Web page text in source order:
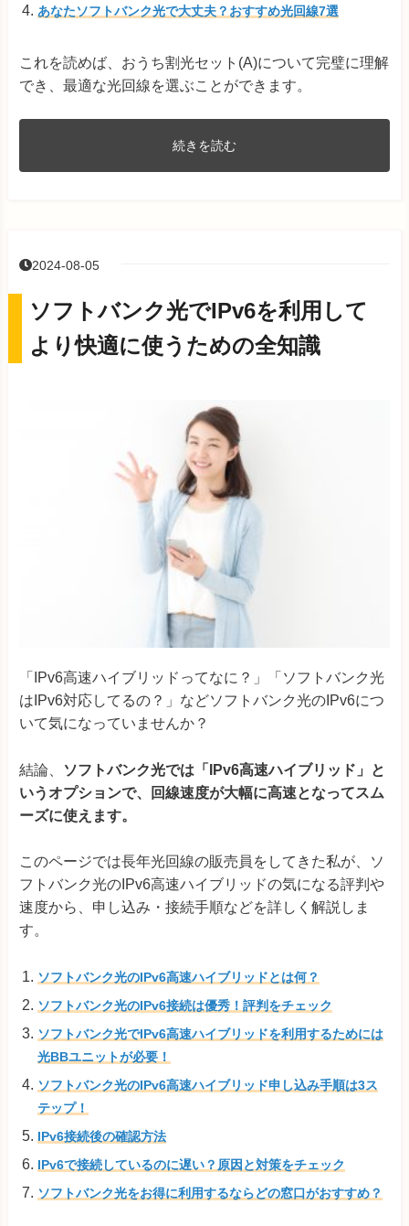
あなたソフトバンク光で大丈夫？おすすめ光回線7選
これを読めば、おうち割光セット(A)について完璧に理解
でき、最適な光回線を選ぶことができます。
続きを読む
2024-08-05
ソフトバンク光でIPv6を利用して
より快適に使うための全知識
「IPv6高速ハイブリッドってなに？」「ソフトバンク光
はIPv6対応してるの？」などソフトバンク光のIPv6につ
いて気になっていませんか？
結論、
ソフトバンク光では「IPv6高速ハイブリッド」と
いうオプションで、回線速度が大幅に高速となってスム
ーズに使えます。
このページでは長年光回線の販売員をしてきた私が、ソ
フトバンク光のIPv6高速ハイブリッドの気になる評判や
速度から、申し込み・接続手順などを詳しく解説しま
す。
ソフトバンク光のIPv6高速ハイブリッドとは何？
ソフトバンク光のIPv6接続は優秀！評判をチェック
ソフトバンク光でIPv6高速ハイブリッドを利用するためには
光BBユニットが必要！
ソフトバンク光のIPv6高速ハイブリッド申し込み手順は3ス
テップ！
IPv6接続後の確認方法
IPv6で接続しているのに遅い？原因と対策をチェック
ソフトバンク光をお得に利用するならどの窓口がおすすめ？